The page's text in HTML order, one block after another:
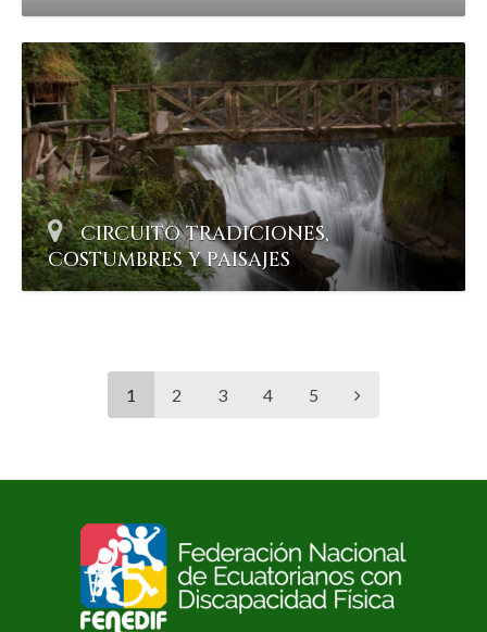
CIRCUITO TRADICIONES,
COSTUMBRES Y PAISAJES
1 2 3 4 5